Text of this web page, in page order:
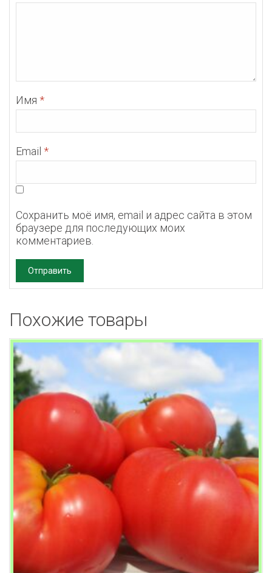
Имя *
Email *
Сохранить моё имя, email и адрес сайта в этом
браузере для последующих моих
комментариев.
Похожие товары